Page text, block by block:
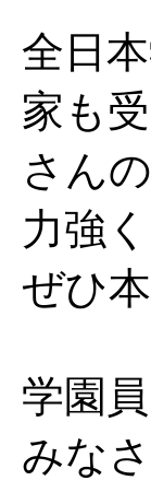
全日
家も
さん
力強
ぜひ
学園
みな